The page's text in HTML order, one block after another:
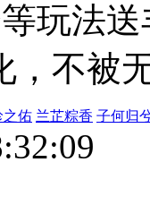
玩法
，不被
之佑 兰芷粽香 子何归